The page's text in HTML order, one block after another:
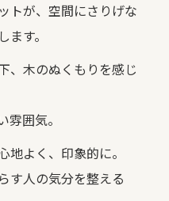
トが、空間にさりげな
す。
、木のぬくもりを感じ
囲気。
地よく、印象的に。
す人の気分を整える